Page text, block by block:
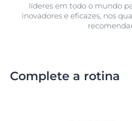
líderes em todo o mundo
inovadores e eficazes, nos
Complete a rotina